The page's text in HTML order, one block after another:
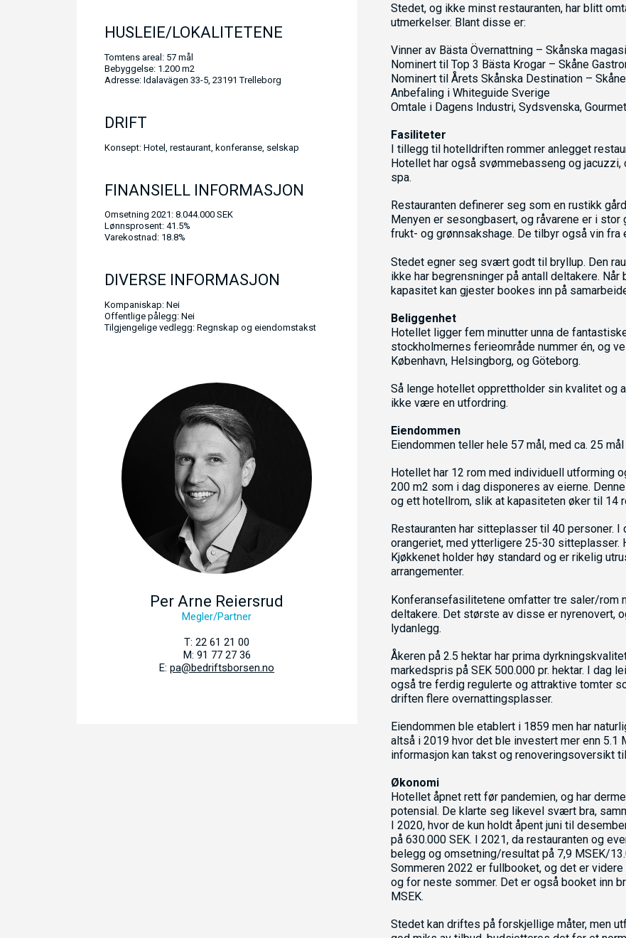
HUSLEIE/LOKALITETENE
Tomtens areal: 57 mål
Bebyggelse: 1.200 m2
Adresse: Idalavägen 33-5, 23191 Trelleborg
DRIFT
Konsept: Hotel, restaurant, konferanse, selskap
FINANSIELL INFORMASJON
Omsetning 2021: 8.044.000 SEK
Lønnsprosent: 41.5%
Varekostnad: 18.8%
DIVERSE INFORMASJON
Kompaniskap: Nei
Offentlige pålegg: Nei
Tilgjengelige vedlegg: Regnskap og eiendomstakst
Per Arne Reiersrud
Megler/Partner
T: 22 61 21 00
M: 91 77 27 36
E:pa@bedriftsborsen.no
Stedet, og ikke minst restauranten, har blitt
utmerkelser. Blant disse er:
Vinner av Bästa Övernattning – Skånska
Nominert til Top 3 Bästa Krogar – Skåne
Nominert til Årets Skånska Destination –
Anbefaling i Whiteguide Sverige
Omtale i Dagens Industri, Sydsvenska,
Fasiliteter
I tillegg til hotelldriften rommer anlegget
Hotellet har også svømmebasseng og
spa.
Restauranten definerer seg som en rustikk
Menyen er sesongbasert, og råvarene er i
frukt- og grønnsakshage. De tilbyr også vin fra
Stedet egner seg svært godt til bryllup. Den
ikke har begrensninger på antall deltakere.
kapasitet kan gjester bookes inn på
Beliggenhet
Hotellet ligger fem minutter unna de
stockholmernes ferieområde nummer én, og
København, Helsingborg, og Göteborg.
Så lenge hotellet opprettholder sin kvalitet og
ikke være en utfordring.
Eiendommen
Eiendommen teller hele 57 mål, med ca. 25
Hotellet har 12 rom med individuell utforming
200 m2 som i dag disponeres av eierne.
og ett hotellrom, slik at kapasiteten øker til 14
Restauranten har sitteplasser til 40 personer.
orangeriet, med ytterligere 25-30 sitteplasser.
Kjøkkenet holder høy standard og er rikelig
arrangementer.
Konferansefasilitetene omfatter tre saler/rom
deltakere. Det største av disse er nyrenovert,
lydanlegg.
Åkeren på 2.5 hektar har prima
markedspris på SEK 500.000 pr. hektar. I dag
også tre ferdig regulerte og attraktive tomter
driften flere overnattingsplasser.
Eiendommen ble etablert i 1859 men har
altså i 2019 hvor det ble investert mer enn 5.1
informasjon kan takst og renoveringsoversikt
Økonomi
Hotellet åpnet rett før pandemien, og har
potensial. De klarte seg likevel svært bra,
I 2020, hvor de kun holdt åpent juni til
på 630.000 SEK. I 2021, da restauranten og
belegg og omsetning/resultat på 7,9 MSEK/
Sommeren 2022 er fullbooket, og det er
og for neste sommer. Det er også booket inn
MSEK.
Stedet kan driftes på forskjellige måter, men